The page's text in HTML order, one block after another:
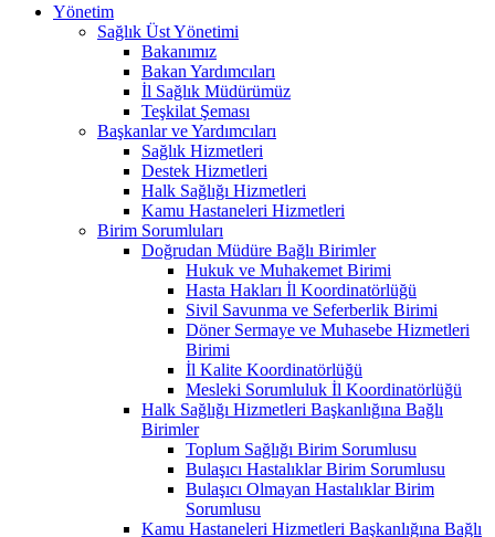
Yönetim
Sağlık Üst Yönetimi
Bakanımız
Bakan Yardımcıları
İl Sağlık Müdürümüz
Teşkilat Şeması
Başkanlar ve Yardımcıları
Sağlık Hizmetleri
Destek Hizmetleri
Halk Sağlığı Hizmetleri
Kamu Hastaneleri Hizmetleri
Birim Sorumluları
Doğrudan Müdüre Bağlı Birimler
Hukuk ve Muhakemet Birimi
Hasta Hakları İl Koordinatörlüğü
Sivil Savunma ve Seferberlik Birimi
Döner Sermaye ve Muhasebe Hizmetleri
Birimi
İl Kalite Koordinatörlüğü
Mesleki Sorumluluk İl Koordinatörlüğü
Halk Sağlığı Hizmetleri Başkanlığına Bağlı
Birimler
Toplum Sağlığı Birim Sorumlusu
Bulaşıcı Hastalıklar Birim Sorumlusu
Bulaşıcı Olmayan Hastalıklar Birim
Sorumlusu
Kamu Hastaneleri Hizmetleri Başkanlığına Bağlı